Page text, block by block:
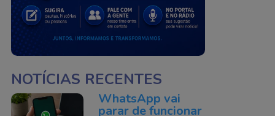
NOTÍCIAS RECENTES
WhatsApp vai
parar de funcionar